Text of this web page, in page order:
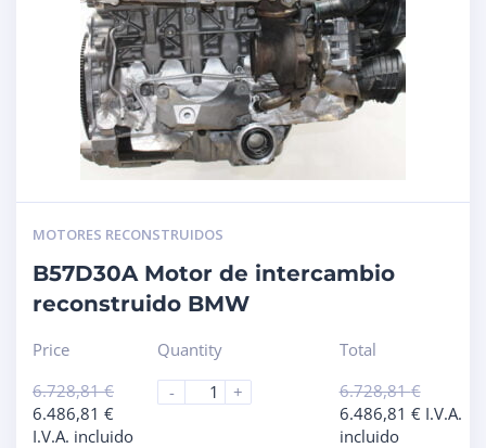
MOTORES RECONSTRUIDOS
B57D30A Motor de intercambio
reconstruido BMW
Price
6.728,81€
6.486,81 €
I.V.A. incluido
Quantity
-
+
Total
6.728,81€
6.486,81 € I.V.A.
incluido